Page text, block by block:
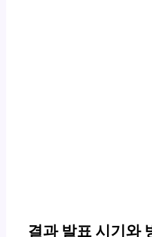
결과 발표 시기와